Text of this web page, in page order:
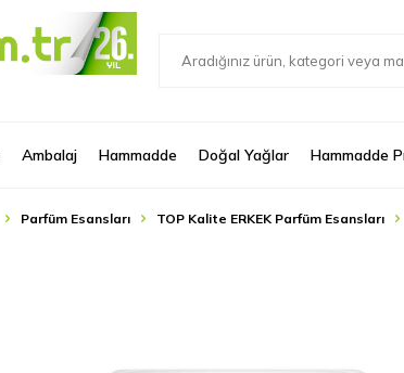
Ambalaj Hammadde Doğal Yağlar Hammadde
Parfüm Esansları TOP Kalite ERKEK Parfüm Esansları